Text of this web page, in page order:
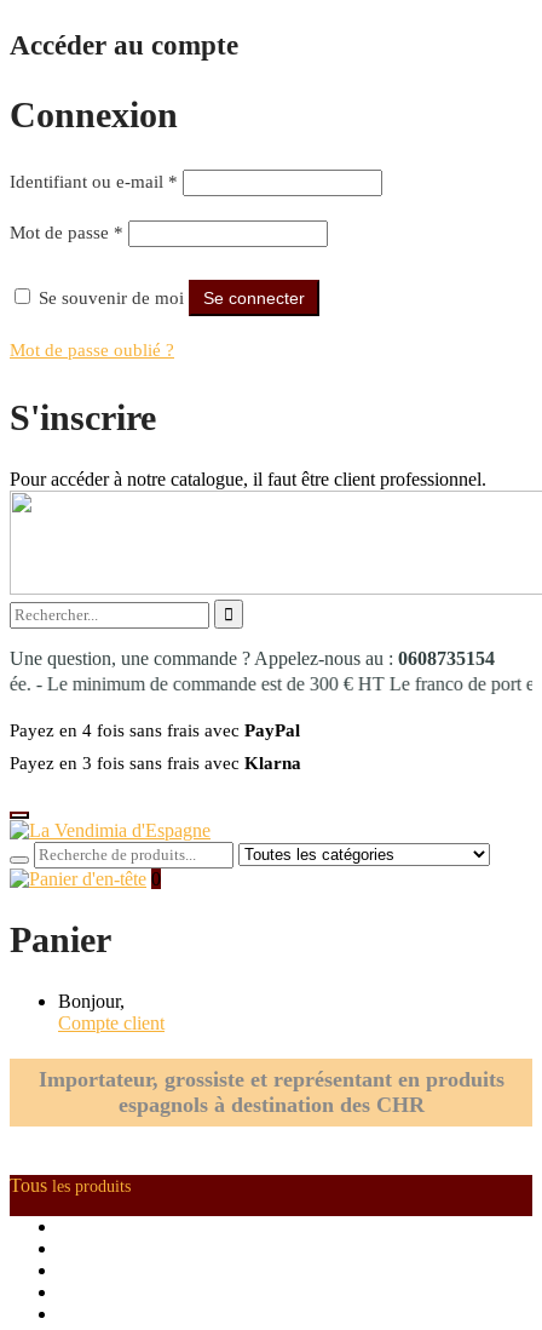
Accéder au compte
Connexion
Identifiant ou e-mail *
Mot de passe *
Se souvenir de moi Se connecter
Mot de passe oublié ?
S'inscrire
Pour accéder à notre catalogue, il faut être client professionnel.
Une question, une commande ? Appelez-nous au : 0608735154
de commande est de 300 € HT Le franco de port en
Payez en 4 fois sans frais avec PayPal
Payez en 3 fois sans frais avec Klarna
0
Panier
Bonjour,
Compte client
Importateur, grossiste et représentant en produits
espagnols à destination des CHR
Tous les produits